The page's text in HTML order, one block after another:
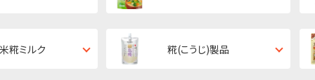
糀ミルク 糀(こうじ)製品